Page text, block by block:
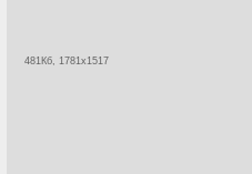
481Кб, 1781x1517